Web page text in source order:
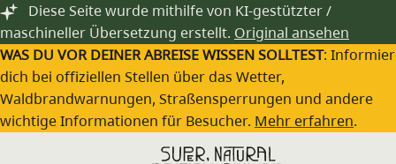
Zum Hauptinhalt springen
Diese Seite wurde mithilfe von KI-gestützter /
maschineller Übersetzung erstellt. Original ansehen
WAS DU VOR DEINER ABREISE WISSEN SOLLTEST:
dich bei offiziellen Stellen über das Wetter,
Waldbrandwarnungen, Straßensperrungen und andere
wichtige Informationen für Besucher. Mehr erfahren.
Anahim Lake Resort & RV Park